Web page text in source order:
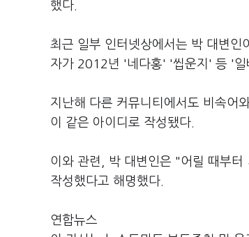
했다.
최근 일부 인터넷상에서는 박 대변인
자가 2012년 '네다홍' '씹운지' 등 '일
지난해 다른 커뮤니티에서도 비속어
이 같은 아이디로 작성됐다.
이와 관련, 박 대변인은 "어릴 때부
작성했다고 해명했다.
연합뉴스